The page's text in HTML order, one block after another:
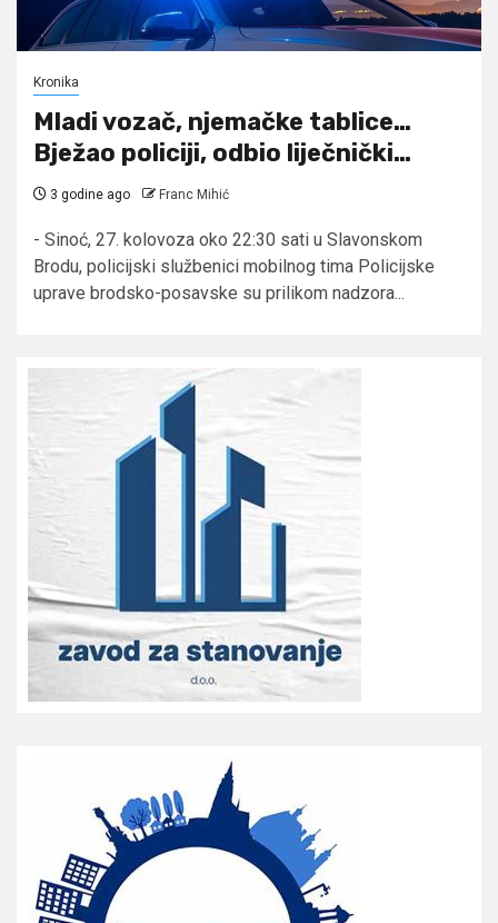
Kronika
Mladi vozač, njemačke tablice…
Bježao policiji, odbio liječnički…
3 godine ago Franc Mihić
- Sinoć, 27. kolovoza oko 22:30 sati u Slavonskom
Brodu, policijski službenici mobilnog tima Policijske
uprave brodsko-posavske su prilikom nadzora...